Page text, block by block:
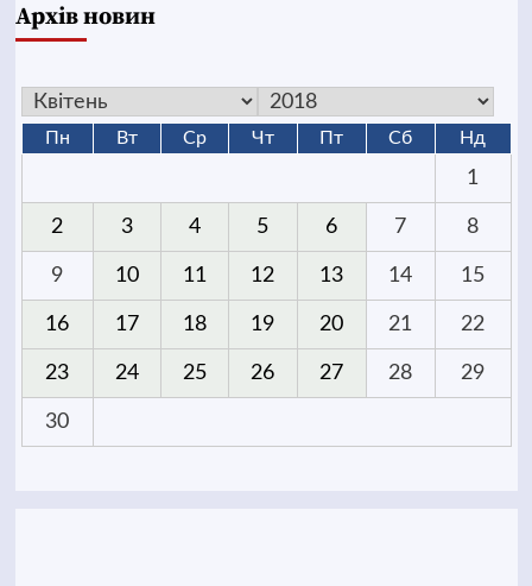
Архів новин
Пн Вт Ср Чт Пт Сб Нд
1
2 3 4 5 6 7 8
9 10 11 12 13 14 15
16 17 18 19 20 21 22
23 24 25 26 27 28 29
30